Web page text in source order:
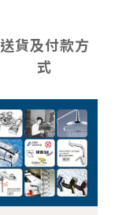
送貨及付款方
式